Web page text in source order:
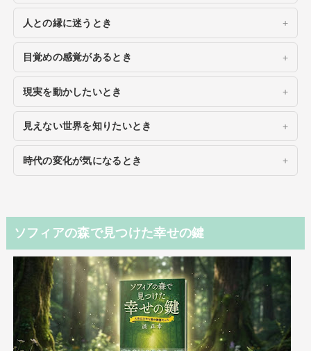
人との縁に迷うとき
目覚めの感覚があるとき
現実を動かしたいとき
見えない世界を知りたいとき
時代の変化が気になるとき
ソフィアの森で見つけた幸せの鍵